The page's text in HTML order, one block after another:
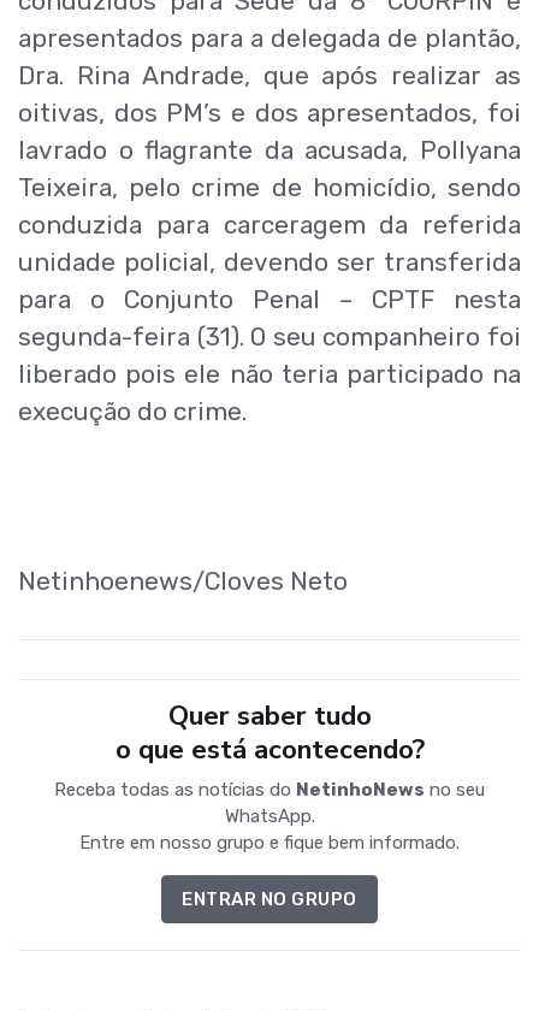
apresentados para a delegada de plantão,
Dra. Rina Andrade, que após realizar as
oitivas, dos PM’s e dos apresentados, foi
lavrado o flagrante da acusada, Pollyana
Teixeira, pelo crime de homicídio, sendo
conduzida para carceragem da referida
unidade policial, devendo ser transferida
para o Conjunto Penal – CPTF nesta
segunda-feira (31). O seu companheiro foi
liberado pois ele não teria participado na
execução do crime.
Netinhoenews/Cloves Neto
Quer saber tudo
o que está acontecendo?
Receba todas as notícias do NetinhoNews no seu
WhatsApp.
Entre em nosso grupo e fique bem informado.
ENTRAR NO GRUPO